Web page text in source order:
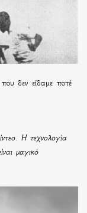
δεν είδαμε ποτέ
Η τεχνολογία
μαγικό